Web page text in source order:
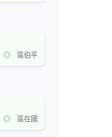
◎ 區伯平
◎ 區在國